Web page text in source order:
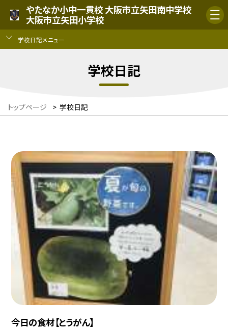
やたなか小中一貫校 大阪市立矢田南中学校
大阪市立矢田小学校
学校日記メニュー
学校日記
トップページ > 学校日記
今日の食材【とうがん】